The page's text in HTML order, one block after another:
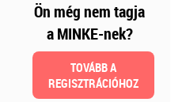
Szakmai sarok
Ön még nem tagja
a MINKE-nek?
TOVÁBB A
REGISZTRÁCIÓHOZ